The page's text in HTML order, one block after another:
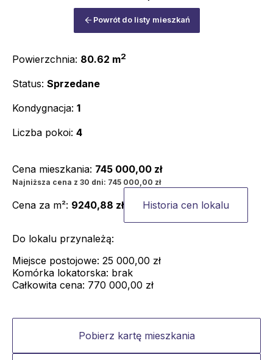
Powrót do listy mieszkań
Powierzchnia: 80.62 m2
Status: Sprzedane
Kondygnacja: 1
Liczba pokoi: 4
Cena mieszkania: 745 000,00 zł
Najniższa cena z 30 dni: 745 000,00 zł
Cena za m²: 9240,88 zł Historia cen lokalu
Do lokalu przynależą:
Miejsce postojowe: 25 000,00 zł
Komórka lokatorska: brak
Całkowita cena: 770 000,00 zł
Pobierz kartę mieszkania